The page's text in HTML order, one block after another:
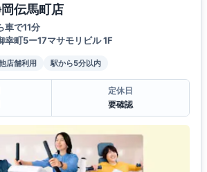
伝馬町店
車で11分
幸町5ー17マサモリビル 1F
店舗利用 駅から5分以内
定休日
要確認